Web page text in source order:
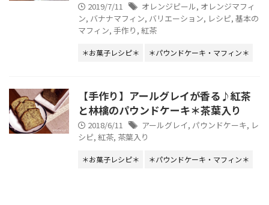
2019/7/11 オレンジピール, オレンジマフィ
ン, バナナマフィン, バリエーション, レシピ, 基本の
マフィン, 手作り , 紅茶
＊お菓子レシピ＊ ＊パウンドケーキ・マフィン＊
【手作り】アールグレイが香る♪紅茶
と林檎のパウンドケーキ＊茶葉入り
2018/6/11 アールグレイ, パウンドケーキ, レ
シピ, 紅茶, 茶葉入り
＊お菓子レシピ＊ ＊パウンドケーキ・マフィン＊